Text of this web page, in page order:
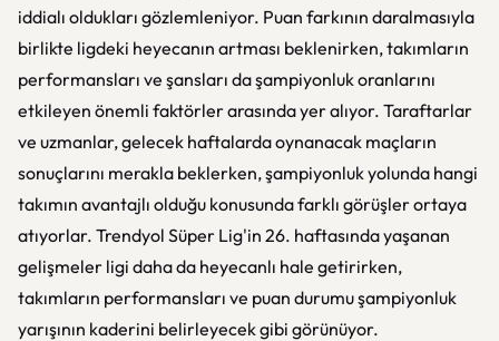
iddialı oldukları gözlemleniyor. Puan farkının daralmasıyla
birlikte ligdeki heyecanın artması beklenirken, takımların
performansları ve şansları da şampiyonluk oranlarını
etkileyen önemli faktörler arasında yer alıyor. Taraftarlar
ve uzmanlar, gelecek haftalarda oynanacak maçların
sonuçlarını merakla beklerken, şampiyonluk yolunda hangi
takımın avantajlı olduğu konusunda farklı görüşler ortaya
atıyorlar. Trendyol Süper Lig'in 26. haftasında yaşanan
gelişmeler ligi daha da heyecanlı hale getirirken,
takımların performansları ve puan durumu şampiyonluk
yarışının kaderini belirleyecek gibi görünüyor.